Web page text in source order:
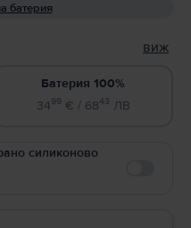
батерия
виж
Батерия 100%
3499€ / 6843 ЛВ
силиконово